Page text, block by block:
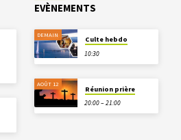
EVÈNEMENTS
DEMAIN
Culte hebdo
10:30
AOÛT 12
Réunion prière
20:00 – 21:00